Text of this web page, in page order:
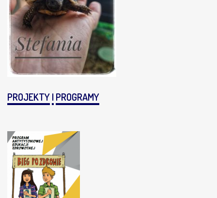
PROJEKTYIPROGRAMY